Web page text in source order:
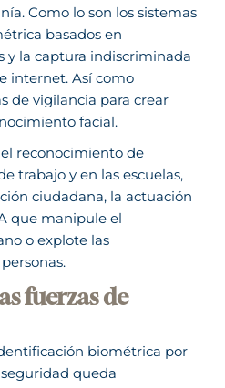
Como lo son los sistemas
basados en
y la captura indiscriminada
internet. Así como
de vigilancia para crear
facial.
reconocimiento de
trabajo y en las escuelas,
ciudadana, la actuación
que manipule el
o explote las
fuerzas de
biométrica por
queda